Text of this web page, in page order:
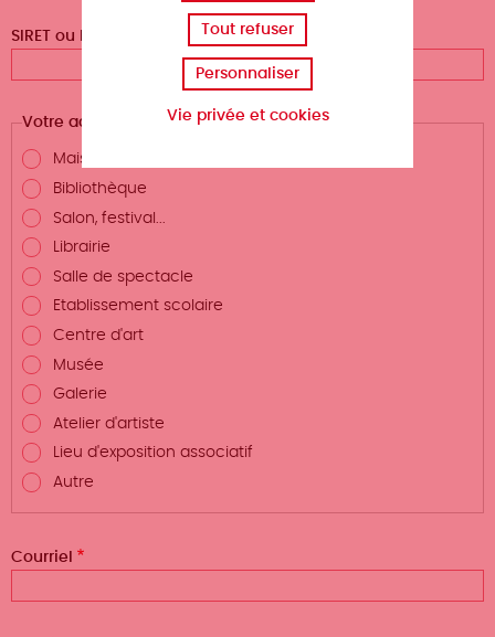
SIRET ou RNA de la structure
Votre activité
Maison d'édition
Bibliothèque
Salon, festival...
Librairie
Salle de spectacle
Etablissement scolaire
Centre d'art
Musée
Galerie
Atelier d'artiste
Lieu d'exposition associatif
Autre
Courriel
Tout refuser
Personnaliser
Vie privée et cookies